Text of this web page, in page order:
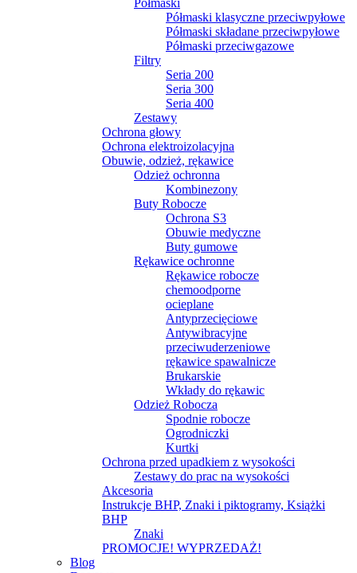
Półmaski klasyczne przeciwpyłowe
Półmaski składane przeciwpyłowe
Półmaski przeciwgazowe
Filtry
Seria 200
Seria 300
Seria 400
Zestawy
Ochrona głowy
Ochrona elektroizolacyjna
Obuwie, odzież, rękawice
Odzież ochronna
Kombinezony
Buty Robocze
Ochrona S3
Obuwie medyczne
Buty gumowe
Rękawice ochronne
Rękawice robocze
chemoodporne
ocieplane
Antyprzecięciowe
Antywibracyjne
przeciwuderzeniowe
rękawice spawalnicze
Brukarskie
Wkłady do rękawic
Odzież Robocza
Spodnie robocze
Ogrodniczki
Kurtki
Ochrona przed upadkiem z wysokości
Zestawy do prac na wysokości
Akcesoria
Instrukcje BHP, Znaki i piktogramy, Książki
BHP
Znaki
PROMOCJE! WYPRZEDAŻ!
Blog